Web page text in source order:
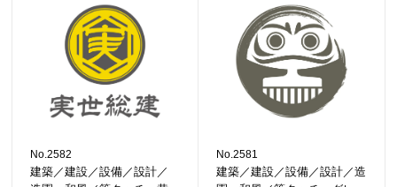
No.2582
建築／建設／設備／設計／
No.2581
建築／建設／設備／設計／造